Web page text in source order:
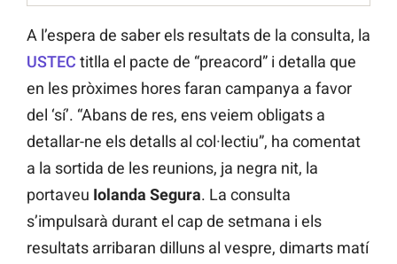
A l’espera de saber els resultats de la consulta, la
USTEC titlla el pacte de “preacord” i detalla que
en les pròximes hores faran campanya a favor
del ‘sí’. “Abans de res, ens veiem obligats a
detallar-ne els detalls al col·lectiu”, ha comentat
a la sortida de les reunions, ja negra nit, la
portaveu Iolanda Segura. La consulta
s’impulsarà durant el cap de setmana i els
resultats arribaran dilluns al vespre, dimarts matí